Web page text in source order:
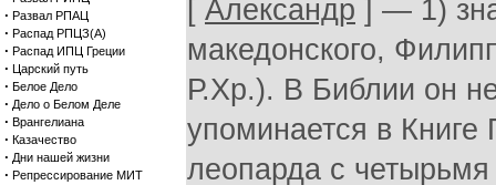
· Развал РПАЦ
· Распад РПЦЗ(А)
· Распад ИПЦ Греции
· Царский путь
· Белое Дело
· Дело о Белом Деле
· Врангелиана
· Казачество
· Дни нашей жизни
· Репрессирование МИТ
[ Александр ] — 1)
македонского,
Р.Хр.). В Библии он
упоминается в
леопарда с